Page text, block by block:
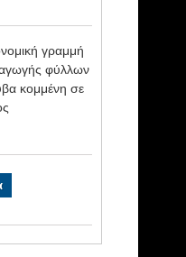
γραμμή
φύλλων
κομμένη σε